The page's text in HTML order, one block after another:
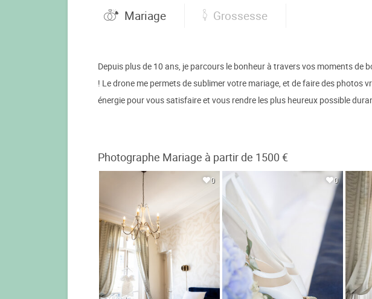
Mariage Grossesse
Depuis plus de 10 ans, je parcours le bonheur à travers vos moments
! Le drone me permets de sublimer votre mariage, et de faire des
énergie pour vous satisfaire et vous rendre les plus heureux possible
Photographe Mariage à partir de 1500 €
0 0